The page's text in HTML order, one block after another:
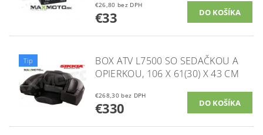
€26,80 bez DPH
€33
Tip
BOX ATV L7500 SO SEDAČKOU A
OPIERKOU, 106 X 61(30) X 43 CM
€268,30 bez DPH
€330